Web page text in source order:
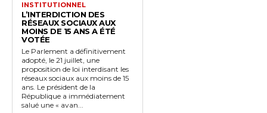
INSTITUTIONNEL
L’INTERDICTION DES
RÉSEAUX SOCIAUX AUX
MOINS DE 15 ANS A ÉTÉ
VOTÉE
Le Parlement a définitivement
adopté, le 21 juillet, une
proposition de loi interdisant les
réseaux sociaux aux moins de 15
ans. Le président de la
République a immédiatement
salué une « avan...